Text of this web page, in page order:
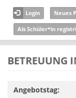
Direkt zum Inhalt
Login Neues
Als Schüler*in
BETREUUNG
Angebotstag: